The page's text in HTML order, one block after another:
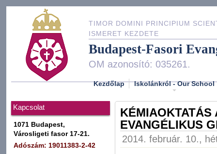
TIMOR DOMINI PRINCIPIUM
ISMERET KEZDETE
Budapest-Fasori
OM azonosító: 035261.
Kezdőlap Iskolánkról - Our School
Kapcsolat
1071 Budapest,
Városligeti fasor 17-21.
Adószám: 19011383-2-42
KÉMIAOKTATÁS
EVANGÉLIKUS
2014. február. 10.,